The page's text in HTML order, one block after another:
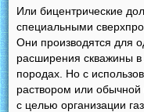
Или бицентрические
специальными
Они производятся для
расширения скважины
породах. Но с
раствором или обычной
с целью организации